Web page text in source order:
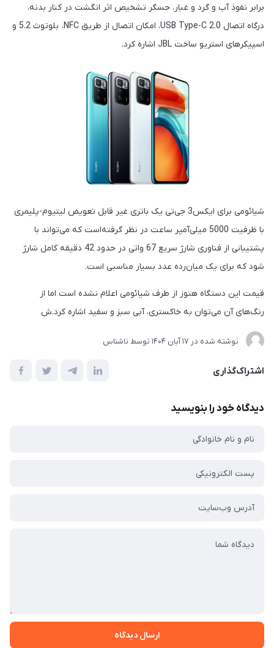
برابر نفوذ آب و گرد و غبار، حسگر تشخیص اثر انگشت در کنار بدنه،
درگاه اتصال USB Type-C 2.0، امکان اتصال از طریق NFC، بلوتوث 5.2 و
اسپیکرهای استریو ساخت JBL اشاره کرد.
شیائومی برای ایکس3 جی‌تی یک باتری غیر قابل تعویض لیتیوم-پلیمری
با ظرفیت 5000 میلی‌آمپر ساعت در نظر گرفته‌است که می‌تواند با
پشتیبانی از فناوری شارژ سریع 67 واتی در حدود 42 دقیقه کامل شارژ
شود که برای یک میان‌رده عدد بسیار مناسبی است.
قیمت این دستگاه هنوز از طرف شیائومی اعلام نشده است اما از
رنگ‌های آن می‌توان به خاکستری، آبی سبز و سفید اشاره کرد.ش
نوشته شده در 17 آبان 1404 توسط ناشناس
اشتراک‌گذاری
دیدگاه خود را بنویسید
ارسال دیدگاه